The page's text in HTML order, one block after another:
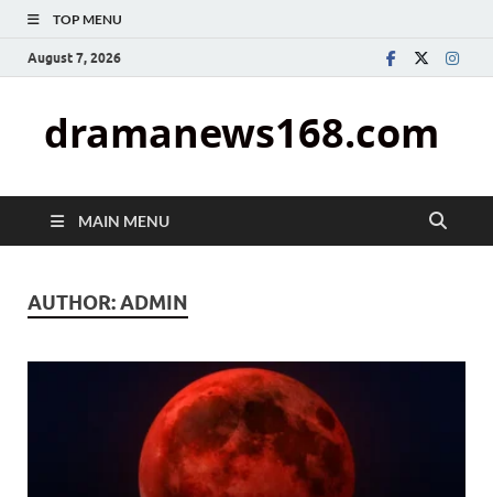
TOP MENU
August 7, 2026
dramanews168.com
MAIN MENU
AUTHOR:ADMIN